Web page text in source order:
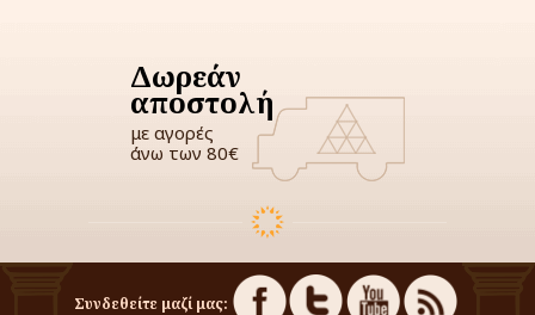
Δωρεάν
αποστολή
με αγορές
άνω των 80€
Συνδεθείτε μαζί μας: